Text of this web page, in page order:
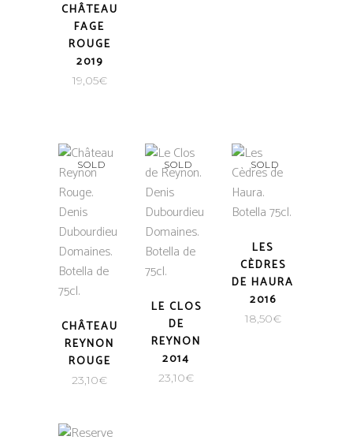
CHÂTEAU
FAGE
ROUGE
2019
19,05€
SOLD
CHÂTEAU
REYNON
ROUGE
23,10€
SOLD
LE CLOS
DE
REYNON
2014
23,10€
SOLD
LES
CÈDRES
DE HAURA
2016
18,50€